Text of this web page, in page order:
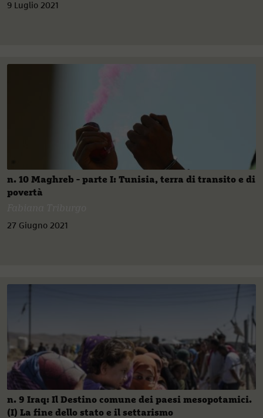
9 Luglio 2021
n. 10 Maghreb - parte I: Tunisia, terra di transito e di
povertà
27 Giugno 2021
n. 9 Iraq: Il Destino comune dei paesi mesopotamici.
(I) La fine dello stato e il settarismo